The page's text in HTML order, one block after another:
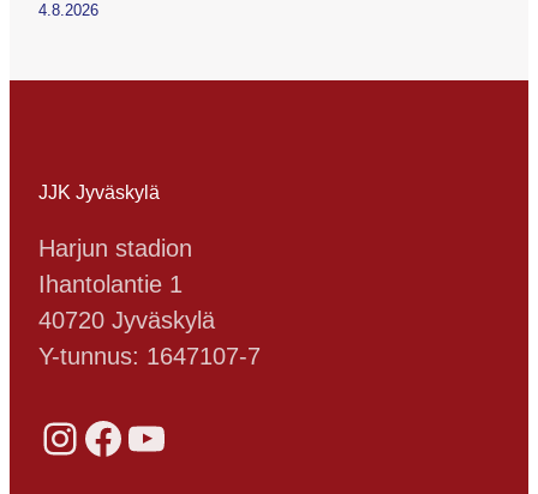
4.8.2026
JJK Jyväskylä
Harjun stadion
Ihantolantie 1
40720 Jyväskylä
Y-tunnus: 1647107-7
Instagram Facebook YouTube